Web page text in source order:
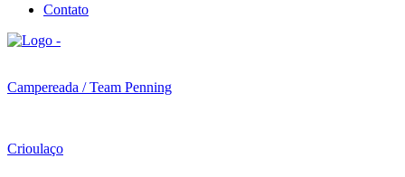
Contato
Campereada / Team Penning
Crioulaço